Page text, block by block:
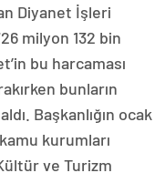
Diyanet İşleri
milyon 132 bin
bu harcaması
bunların
Başkanlığın ocak
kurumları
ve Turizm